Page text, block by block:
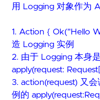
用 Logging 对象作为
1. Action { Ok("Hello
造 Logging 实例
2. 由于 Logging 本身
apply(request:
3. action(request) 又
例的